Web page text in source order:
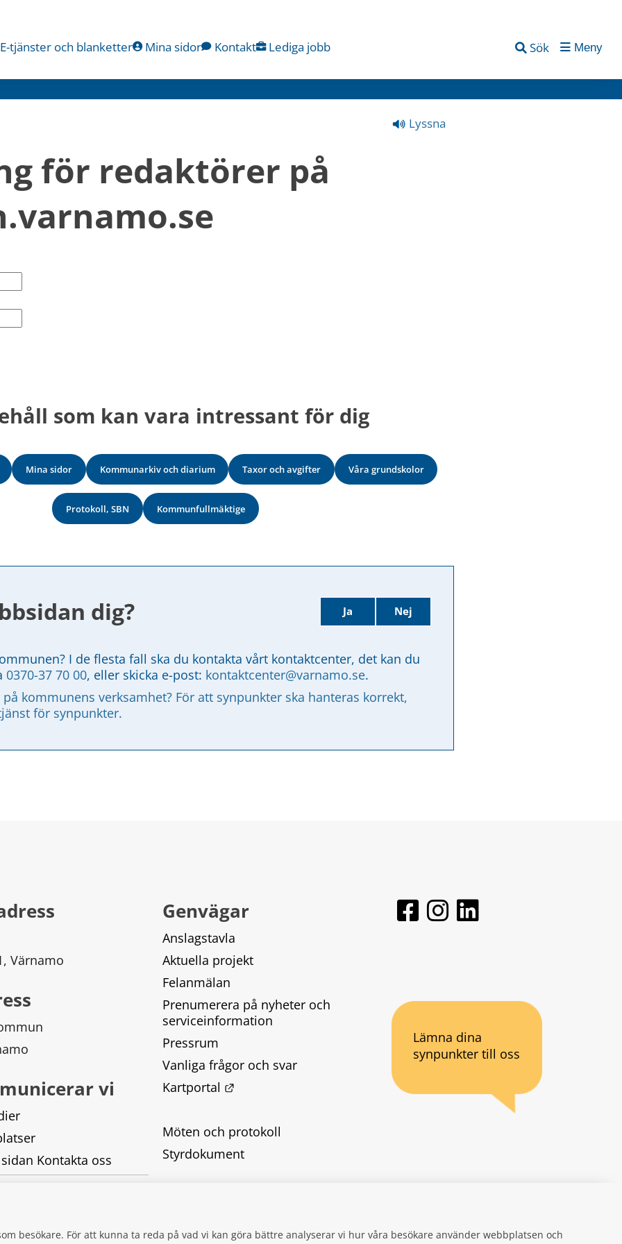
besökare. För att kunna ta reda på vad vi kan göra bättre analyserar vi hur våra besökare använder webbplatsen och
E-tjänster och blanketter Mina sidor Kontakt Lediga jobb Sök Meny
Lyssna
för redaktörer på
som kan vara intressant för dig
Mina sidor Kommunarkiv och diarium Taxor och avgifter Våra grundskolor
Protokoll, SBN Kommunfullmäktige
dig? Ja Nej
I de flesta fall ska du kontakta vårt kontaktcenter, det kan du
0370-37 70 00, eller skicka e-post: kontaktcenter@varnamo.se.
kommunens verksamhet? För att synpunkter ska hanteras korrekt,
för synpunkter.
Värnamo
vi
Kontakta oss
Genvägar
Anslagstavla
Aktuella projekt
Felanmälan
Prenumerera på nyheter och
serviceinformation
Pressrum
Vanliga frågor och svar
Kartportal
Möten och protokoll
Styrdokument
Lämna dina
synpunkter till oss